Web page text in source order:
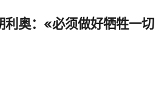
利奥：«必须做好牺牲一切